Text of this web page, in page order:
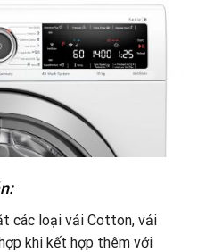
các loại vải Cotton, vải
khi kết hợp thêm với